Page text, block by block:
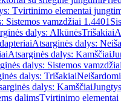
Tvirtinimo elementai
Sistemos vamzdžiai 1.4401
dalys: AlkūnėsTrišakiai
Atsarginės dalys:
Atsarginės dalys: Kamščiai
dalys: Sistemos
dalys: Trišakiai
dalys: KamščiaiJungtys
dalimsTvirtinimo elementai